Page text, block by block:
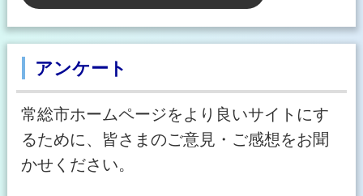
アンケート
常総市ホームページをより良いサイトにす
るために、皆さまのご意見・ご感想をお聞
かせください。